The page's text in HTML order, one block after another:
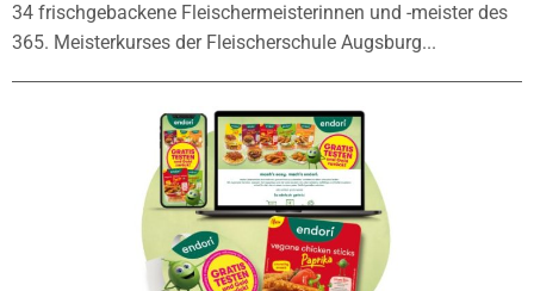
34 frischgebackene Fleischermeisterinnen und -meister des
365. Meisterkurses der Fleischerschule Augsburg...